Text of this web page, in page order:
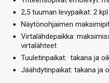
2,5 tuuman levypaikat: 2 kpl
Näytönohjaimen
Virtalähdepaikka:
virtalähteet
Tuuletinpaikat: takana ja
Jäähdytinpaikat: takana ja